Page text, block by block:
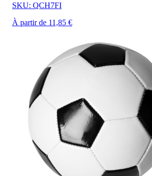
SKU: QCH7FI
À partir de 11,85 €